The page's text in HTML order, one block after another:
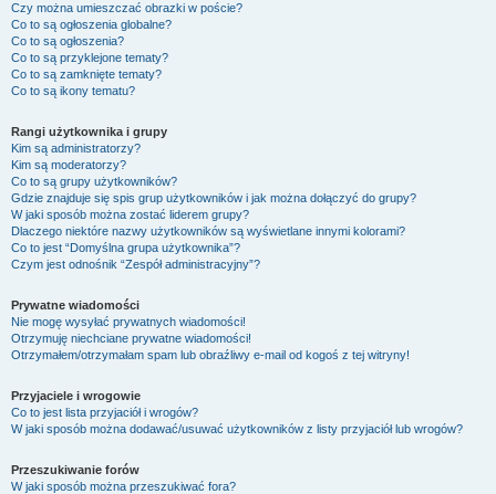
Czy można umieszczać obrazki w poście?
Co to są ogłoszenia globalne?
Co to są ogłoszenia?
Co to są przyklejone tematy?
Co to są zamknięte tematy?
Co to są ikony tematu?
Rangi użytkownika i grupy
Kim są administratorzy?
Kim są moderatorzy?
Co to są grupy użytkowników?
Gdzie znajduje się spis grup użytkowników i jak można dołączyć do grupy?
W jaki sposób można zostać liderem grupy?
Dlaczego niektóre nazwy użytkowników są wyświetlane innymi kolorami?
Co to jest “Domyślna grupa użytkownika”?
Czym jest odnośnik “Zespół administracyjny”?
Prywatne wiadomości
Nie mogę wysyłać prywatnych wiadomości!
Otrzymuję niechciane prywatne wiadomości!
Otrzymałem/otrzymałam spam lub obraźliwy e-mail od kogoś z tej witryny!
Przyjaciele i wrogowie
Co to jest lista przyjaciół i wrogów?
W jaki sposób można dodawać/usuwać użytkowników z listy przyjaciół lub wrogów?
Przeszukiwanie forów
W jaki sposób można przeszukiwać fora?